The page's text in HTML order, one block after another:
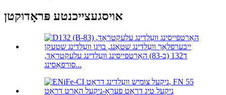
אויסגעצייכנטע פּראָדוקטן
ד132 (ב-83) האַרטפייסינג וועַלדינג עלעקטראָד,
סורפאַסינג...